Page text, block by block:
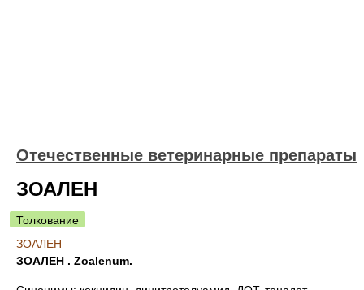
Отечественные ветеринарные препараты
ЗОАЛЕН
Толкование
ЗОАЛЕН
ЗОАЛЕН . Zoalenum.